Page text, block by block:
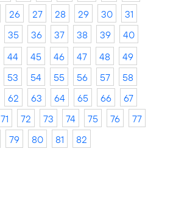
26 27 28 29 30
31
35 36 37 38 39
40
44 45 46 47 48
49
53 54 55 56 57
58
62 63 64 65 66
67
71 72 73 74 75 76
77
79 80 81 82